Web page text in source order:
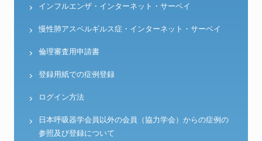
インフルエンザ・インターネット・サーベイ
慢性肺アスペルギルス症・インターネット・サーベイ
倫理審査用申請書
登録用紙での症例登録
ログイン方法
日本呼吸器学会員以外の会員（協力学会）からの症例の
参照及び登録について